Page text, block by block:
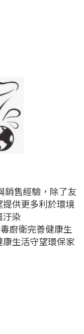
銷售經驗，除了友
供更多利於環境
汙染
廚衛完善健康生
生活守望環保家